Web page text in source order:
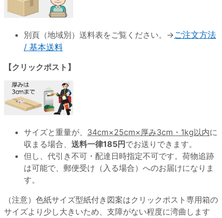
別頁（地域別）送料表をご覧ください。→ご注文方法
/ 基本送料
【クリックポスト】
サイズと重量が、 34cm×25cm×厚み3cm・1kg以内に
収まる場合、 送料一律185円 でお送りできます。
但し、代引き不可・配達日時指定不可です。荷物追跡
は可能で、郵便受け（入る場合）へのお届けになりま
す。
（注意）色紙サイズ型紙付き図案はクリックポスト専用箱の
サイズより少し大きいため、支障がない程度に湾曲します